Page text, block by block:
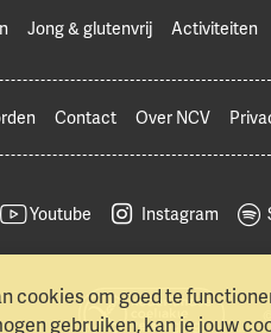
Jong & glutenvrij Activiteiten
Contact Over NCV
Youtube Instagram
cookies om goed te
gebruiken, kan je jouw